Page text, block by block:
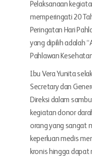
Pelaksanaan
memperingati 20
Peringatan Hari
yang dipilih adalah
Pahlawan
Ibu Vera Yunita
Secretary dan
Direksi dalam
kegiatan donor
orang yang sangat
keperluan medis
kronis hingga dapat